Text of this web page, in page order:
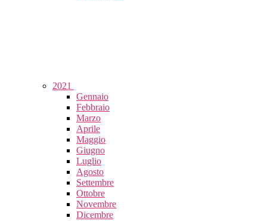
2021
Gennaio
Febbraio
Marzo
Aprile
Maggio
Giugno
Luglio
Agosto
Settembre
Ottobre
Novembre
Dicembre